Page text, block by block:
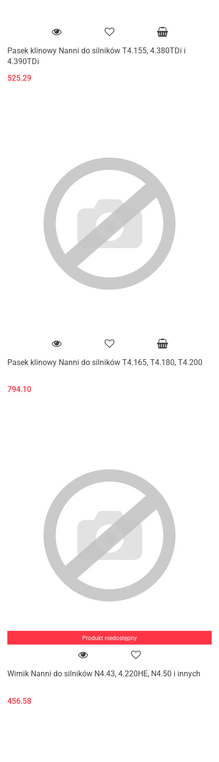
Pasek klinowy Nanni do silników T4.155, 4.380TDi i
4.390TDi
525.29
Pasek klinowy Nanni do silników T4.165, T4.180, T4.200
794.10
Produkt niedostępny
Wirnik Nanni do silników N4.43, 4.220HE, N4.50 i innych
456.58